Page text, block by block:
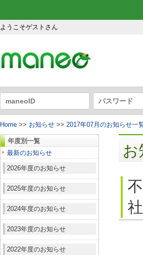
ようこそゲストさん
Home >> お知らせ >> 2017年07月のお知らせ一
年度別一覧
最新のお知らせ
2026年度のお知らせ
2025年度のお知らせ
2024年度のお知らせ
2023年度のお知らせ
2022年度のお知らせ
お